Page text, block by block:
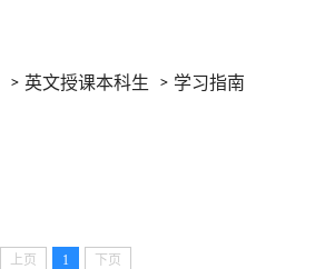
英文授课本科生
学习指南
上页 1 下页